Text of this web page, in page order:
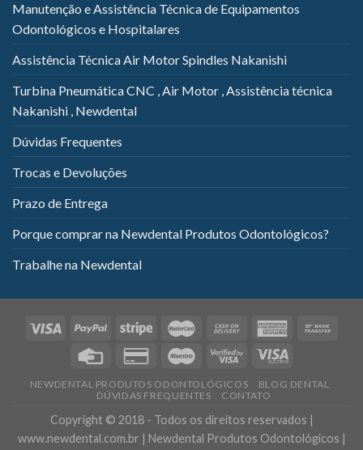
Manutenção e Assistência Técnica de Equipamentos
Odontológicos e Hospitalares
Assistência Técnica Air Motor Spindles Nakanishi
Turbina Pneumática CNC , Air Motor , Assistência técnica
Nakanishi , Newdental
Dúvidas Frequentes
Trocas e Devoluções
Prazo de Entrega
Porque comprar na Newdental Produtos Odontológicos?
Trabalhe na Newdental
NEWDENTAL PRODUTOS ODONTOLÓGICOS
BLOG DENTAL
DÚVIDAS FREQUENTES
CONTATO
Copyright © 2018 - Todos os direitos reservados |
www.newdental.com.br | Newdental Produtos Odontológicos |